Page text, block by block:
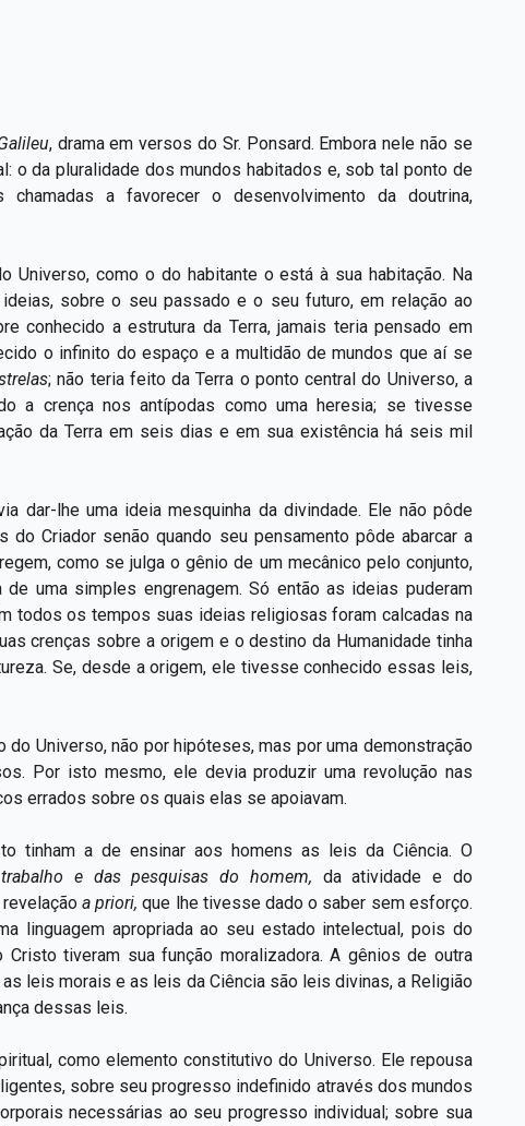
, drama em versos do Sr. Ponsard. Embora nele não se
o da pluralidade dos mundos habitados e, sob tal ponto de
a favorecer o desenvolvimento da doutrina,
Universo, como o do habitante o está à sua habitação. Na
sobre o seu passado e o seu futuro, em relação ao
conhecido a estrutura da Terra, jamais teria pensado em
o infinito do espaço e a multidão de mundos que aí se
; não teria feito da Terra o ponto central do Universo, a
a crença nos antípodas como uma heresia; se tivesse
da Terra em seis dias e em sua existência há seis mil
dar-lhe uma ideia mesquinha da divindade. Ele não pôde
do Criador senão quando seu pensamento pôde abarcar a
como se julga o gênio de um mecânico pelo conjunto,
uma simples engrenagem. Só então as ideias puderam
todos os tempos suas ideias religiosas foram calcadas na
crenças sobre a origem e o destino da Humanidade tinha
Se, desde a origem, ele tivesse conhecido essas leis,
Universo, não por hipóteses, mas por uma demonstração
Por isto mesmo, ele devia produzir uma revolução nas
errados sobre os quais elas se apoiavam.
tinham a de ensinar aos homens as leis da Ciência. O
e das pesquisas do homem, da atividade e do
a priori,que lhe tivesse dado o saber sem esforço.
linguagem apropriada ao seu estado intelectual, pois do
tiveram sua função moralizadora. A gênios de outra
leis morais e as leis da Ciência são leis divinas, a Religião
dessas leis.
como elemento constitutivo do Universo. Ele repousa
sobre seu progresso indefinido através dos mundos
necessárias ao seu progresso individual; sobre sua